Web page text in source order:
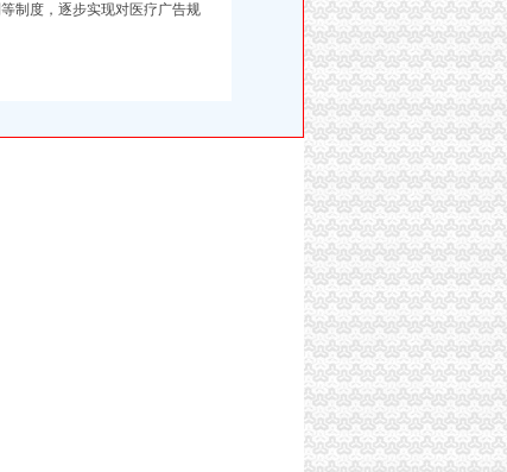
制度，逐步实现对医疗广告规